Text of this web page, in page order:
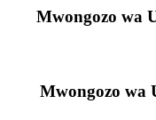
Mwongozo wa
Mwongozo wa